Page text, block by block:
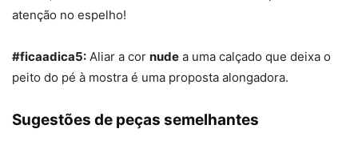
atenção no espelho!
#ficaadica5: Aliar a cor nude a uma calçado que deixa o
peito do pé à mostra é uma proposta alongadora.
Sugestões de peças semelhantes